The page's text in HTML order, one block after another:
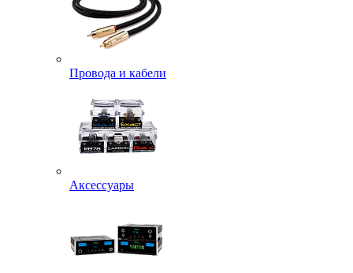
Провода и кабели
Аксессуары